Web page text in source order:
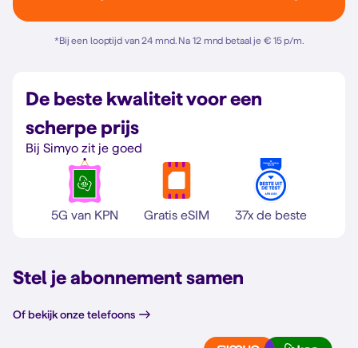
*Bij een looptijd van 24 mnd. Na 12 mnd betaal je € 15 p/m.
De beste kwaliteit voor een
scherpe prijs
Bij Simyo zit je goed
5G van KPN Gratis eSIM 37x de beste
Stel je abonnement samen
Of bekijk onze telefoons